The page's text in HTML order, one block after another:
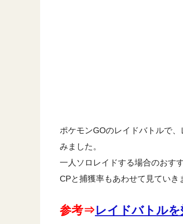
ポケモンGOのレイドバトルで
みました。
一人ソロレイドする場合のおす
CPと捕獲率もあわせて見ていき
参考⇒レイドバトル